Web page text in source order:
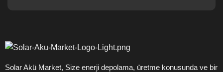
Solar Akü Market, Size enerji depolama, üretme konusunda ve bir